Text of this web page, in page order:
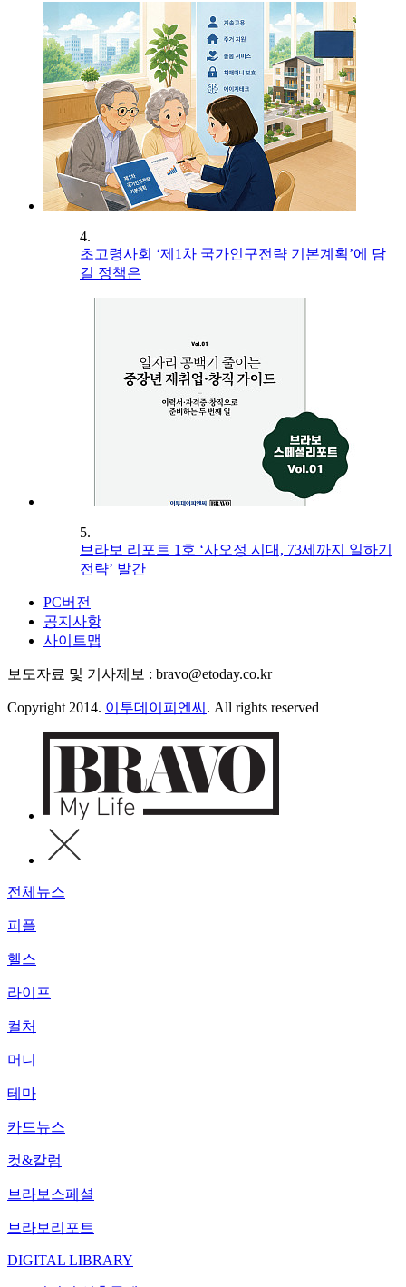
4.
초고령사회 ‘제1차 국가인구전략 기본계획’에 담
길 정책은
5.
브라보 리포트 1호 ‘사오정 시대, 73세까지 일하기
전략’ 발간
PC버전
공지사항
사이트맵
보도자료 및 기사제보 : bravo@etoday.co.kr
Copyright 2014. 이투데이피엔씨 . All rights reserved
전체뉴스
피플
헬스
라이프
컬처
머니
테마
카드뉴스
컷&칼럼
브라보스페셜
브라보리포트
DIGITAL LIBRARY